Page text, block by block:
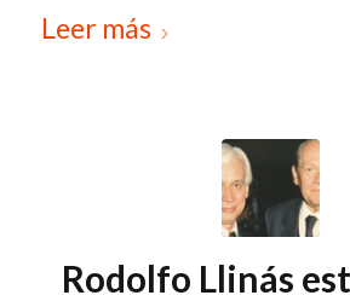
Leer más
Rodolfo Llinás